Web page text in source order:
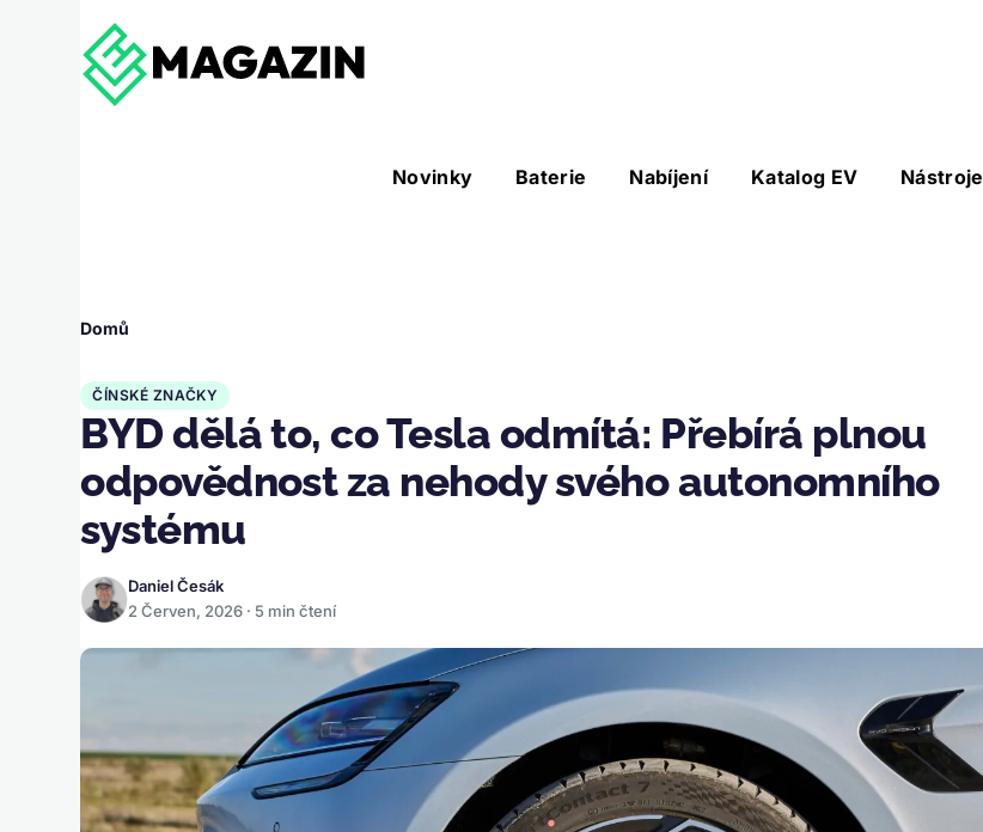
Hlavní
Novinky Baterie Nabíjení Katalog EV Nástroje
Nástroje sub-navigation
Drobečková
navigace
Domů
ČÍNSKÉ ZNAČKY
BYD dělá to, co Tesla odmítá: Přebírá plnou
odpovědnost za nehody svého autonomního
systému
Daniel Česák
2 Červen, 2026 · 5 min čtení